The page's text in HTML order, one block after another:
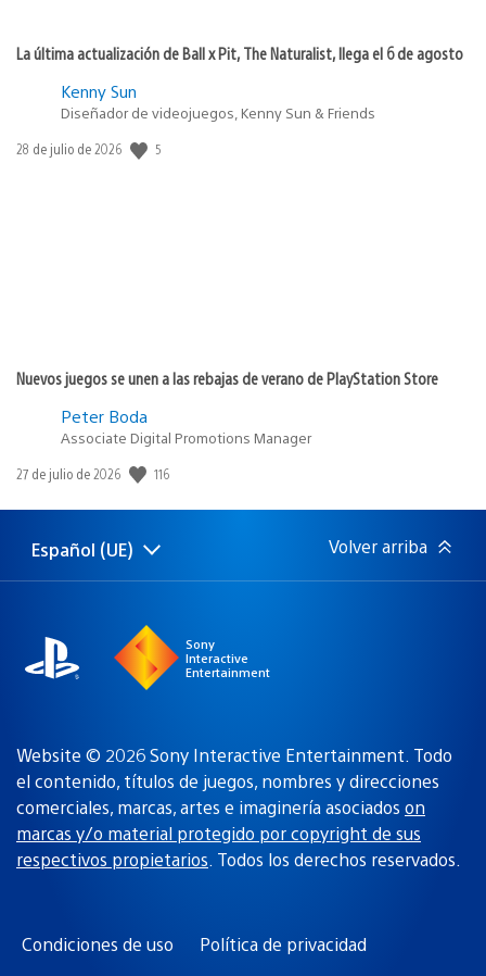
La última actualización de Ball x Pit, The Naturalist, llega el 6 de agosto
Kenny Sun
Diseñador de videojuegos, Kenny Sun & Friends
Fecha
28 de julio de 2026 5
Nuevos juegos se unen a las rebajas de verano de PlayStation Store
Peter Boda
Associate Digital Promotions Manager
Fecha
publicación:
27 de julio de 2026 116
Selecciona
una
Región
actual:
Español (UE) Volver arriba
Sony
Interactive
Entertainment
Website © 2026 Sony Interactive Entertainment. Todo
el contenido, títulos de juegos, nombres y direcciones
comerciales, marcas, artes e imaginería asociados on
marcas y/o material protegido por copyright de sus
respectivos propietarios. Todos los derechos reservados.
Condiciones de uso
Política de privacidad